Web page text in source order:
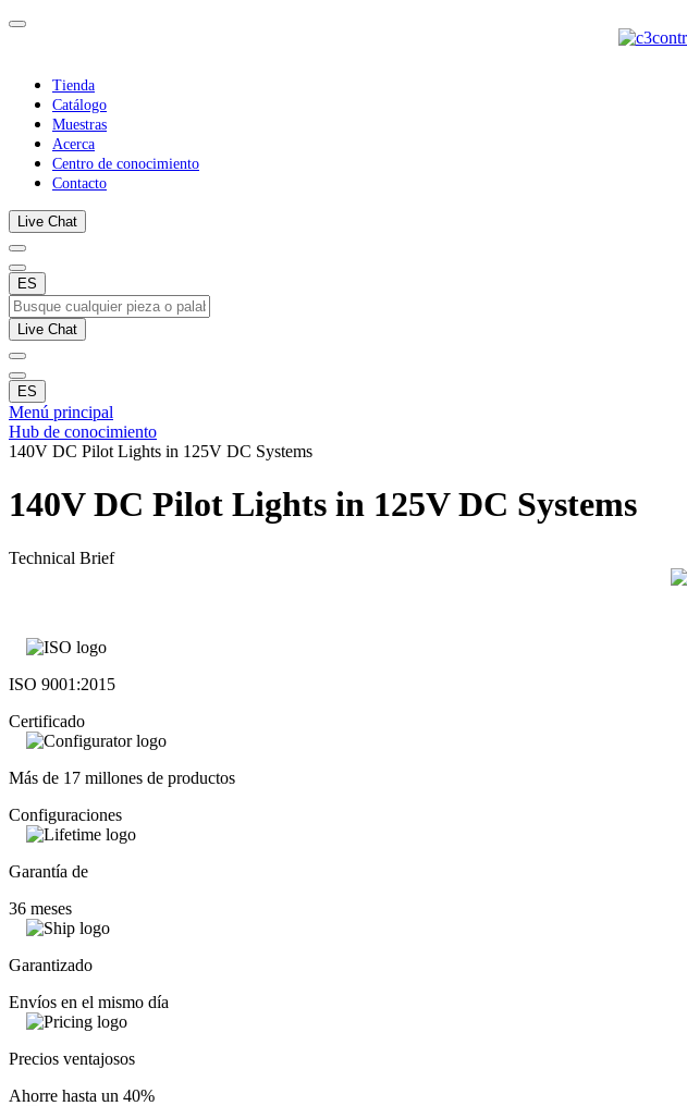
Tienda
Catálogo
Muestras
Acerca
Centro de conocimiento
Contacto
Live Chat
ES
Live Chat
ES
Menú principal
Hub de conocimiento
140V DC Pilot Lights in 125V DC Systems
140V DC Pilot Lights in 125V DC Systems
Technical Brief
ISO 9001:2015
Certificado
Más de 17 millones de productos
Configuraciones
Garantía de
36 meses
Garantizado
Envíos en el mismo día
Precios ventajosos
Ahorre hasta un 40%